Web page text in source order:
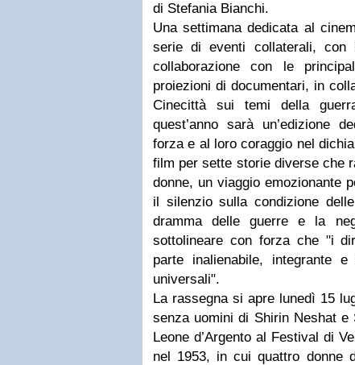
di Stefania Bianchi.
Una settimana dedicata al
serie di eventi collaterali,
collaborazione con le
proiezioni di documentari, in
Cinecittà sui temi della
quest’anno sarà un’edizione
forza e al loro coraggio nel
film per sette storie diverse che
donne, un viaggio emozionante
il silenzio sulla condizione
dramma delle guerre e la
sottolineare con forza che "i
parte inalienabile, integrante
universali".
La rassegna si apre lunedì 15
senza uomini di Shirin Neshat
Leone d’Argento al Festival di
nel 1953, in cui quattro donne